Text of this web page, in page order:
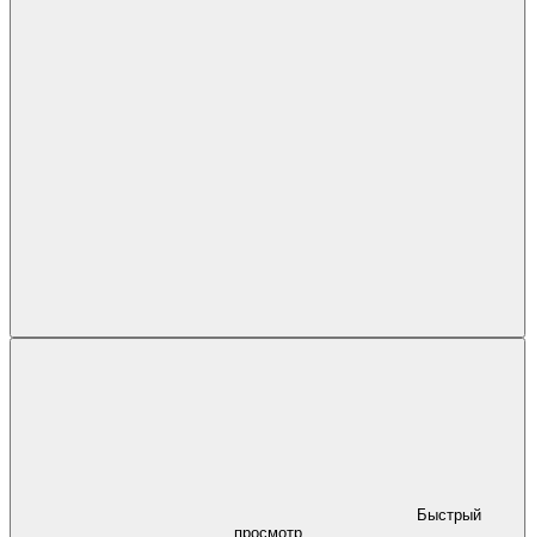
Быстрый
просмотр